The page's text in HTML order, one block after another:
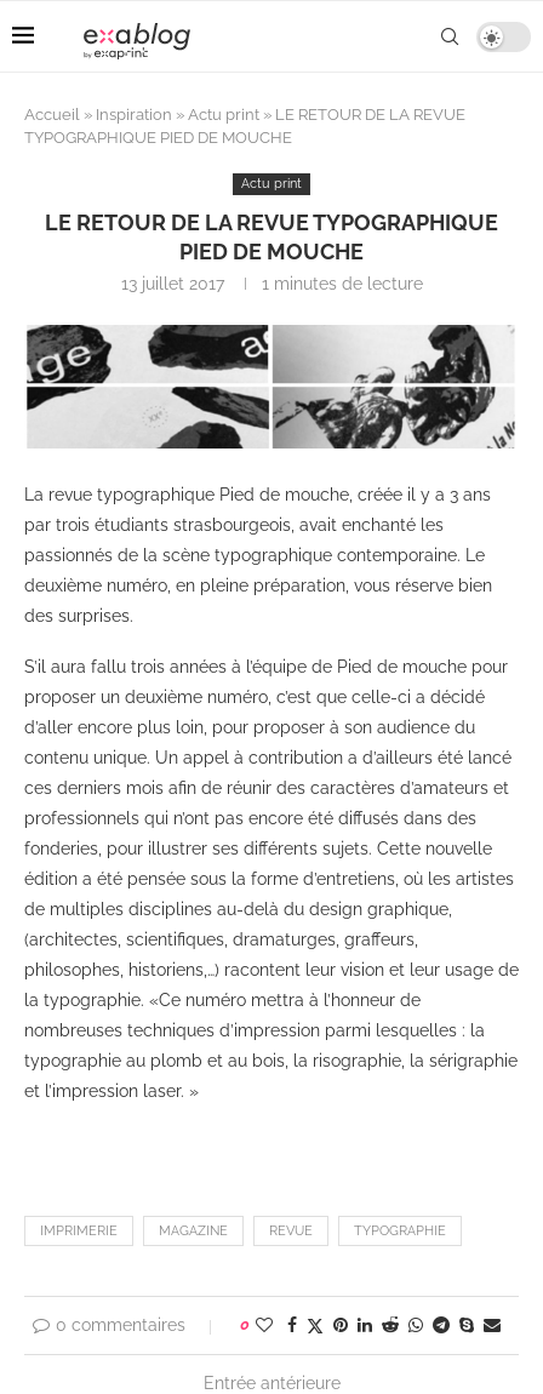
Accueil » Inspiration » Actu print » LE RETOUR DE LA REVUE
TYPOGRAPHIQUE PIED DE MOUCHE
Actu print
LE RETOUR DE LA REVUE TYPOGRAPHIQUE
PIED DE MOUCHE
13 juillet 2017 1 minutes de lecture
La revue typographique Pied de mouche, créée il y a 3 ans
par trois étudiants strasbourgeois, avait enchanté les
passionnés de la scène typographique contemporaine. Le
deuxième numéro, en pleine préparation, vous réserve bien
des surprises.
S’il aura fallu trois années à l’équipe de Pied de mouche pour
proposer un deuxième numéro, c’est que celle-ci a décidé
d’aller encore plus loin, pour proposer à son audience du
contenu unique. Un appel à contribution a d’ailleurs été lancé
ces derniers mois afin de réunir des caractères d’amateurs et
professionnels qui n’ont pas encore été diffusés dans des
fonderies, pour illustrer ses différents sujets. Cette nouvelle
édition a été pensée sous la forme d’entretiens, où les artistes
de multiples disciplines au-delà du design graphique,
(architectes, scientifiques, dramaturges, graffeurs,
philosophes, historiens,…) racontent leur vision et leur usage de
la typographie. «Ce numéro mettra à l’honneur de
nombreuses techniques d’impression parmi lesquelles : la
typographie au plomb et au bois, la risographie, la sérigraphie
et l’impression laser. »
IMPRIMERIE MAGAZINE REVUE TYPOGRAPHIE
0 commentaires 0
Entrée antérieure